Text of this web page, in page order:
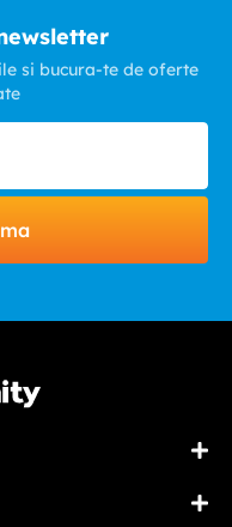
si bucura-te de oferte